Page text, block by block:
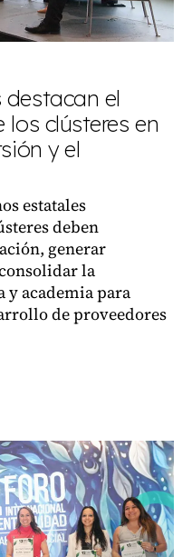
el
clústeres en
y el
estatales
deben
generar
la
academia para
de proveedores